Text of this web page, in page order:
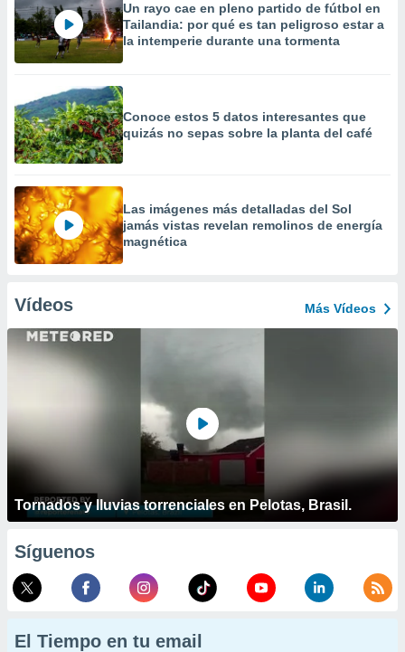
Un rayo cae en pleno partido de fútbol en
Tailandia: por qué es tan peligroso estar a
la intemperie durante una tormenta
Conoce estos 5 datos interesantes que
quizás no sepas sobre la planta del café
Las imágenes más detalladas del Sol
jamás vistas revelan remolinos de energía
magnética
Vídeos Más Vídeos
Tornados y lluvias torrenciales en Pelotas, Brasil.
Síguenos
El Tiempo en tu email